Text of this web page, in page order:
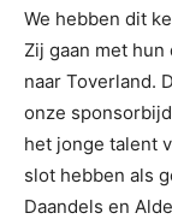
We hebben dit
Zij gaan met
naar Toverland.
onze
het jonge talent
slot hebben als
Daandels en